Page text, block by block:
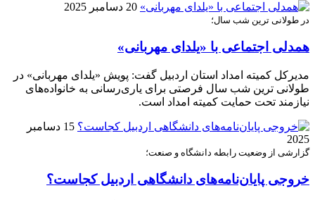
20 دسامبر 2025
در طولانی ترین شب سال؛
همدلی اجتماعی با «یلدای مهربانی»
مدیرکل کمیته امداد استان اردبیل گفت: پویش «یلدای مهربانی» در
طولانی ترین شب سال فرصتی برای یاری‌رسانی به خانواده‌های
نیازمند تحت حمایت کمیته امداد است.
15 دسامبر
2025
گزارشی از وضعیت رابطه دانشگاه و صنعت؛
خروجی پایان‌نامه‌های دانشگاهی اردبیل کجاست؟